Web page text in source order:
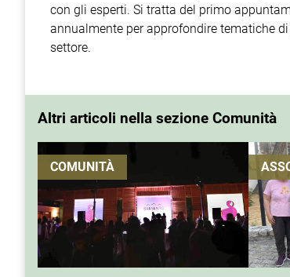
con gli esperti. Si tratta del primo
annualmente per approfondire tematiche
settore.
Altri articoli nella sezione Comunità
COMUNITÀ